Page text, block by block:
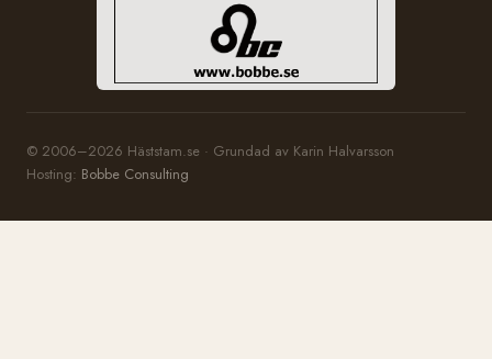
© 2006–2026 Häststam.se · Grundad av Karin Halvarsson
Hosting: Bobbe Consulting